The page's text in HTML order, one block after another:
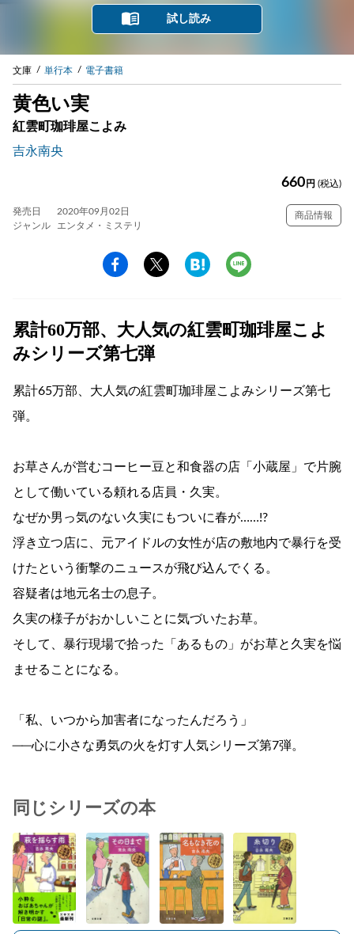
試し読み
文庫 単行本 電子書籍
黄色い実
紅雲町珈琲屋こよみ
吉永南央
660 円 (税込)
発売日
2020年09月02日
ジャンル
エンタメ・ミステリ
商品情報
累計60万部、大人気の紅雲町珈琲屋こよ
みシリーズ第七弾
累計65万部、大人気の紅雲町珈琲屋こよみシリーズ第七
弾。
お草さんが営むコーヒー豆と和食器の店「小蔵屋」で片腕
として働いている頼れる店員・久実。
なぜか男っ気のない久実にもついに春が……!?
浮き立つ店に、元アイドルの女性が店の敷地内で暴行を受
けたという衝撃のニュースが飛び込んでくる。
容疑者は地元名士の息子。
久実の様子がおかしいことに気づいたお草。
そして、暴行現場で拾った「あるもの」がお草と久実を悩
ませることになる。
「私、いつから加害者になったんだろう」
──心に小さな勇気の火を灯す人気シリーズ第7弾。
同じシリーズの本